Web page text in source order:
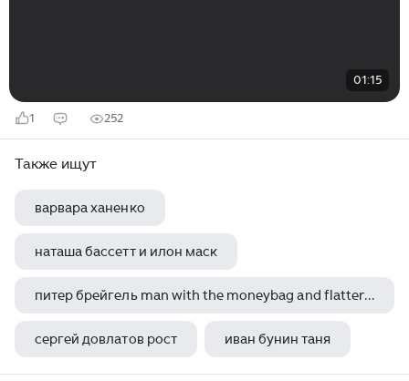
01:15
1 252
Также ищут
варвара ханенко
наташа бассетт и илон маск
питер брейгель man with the moneybag and flatterers
сергей довлатов рост иван бунин таня